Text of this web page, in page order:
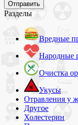
Разделы
Вредные
Народные
Очистка
Укусы
Отравления у
Другое
Холестерин